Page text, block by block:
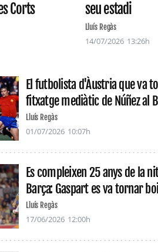
Corts
seu estadi
Lluís Regàs
14/07/2026 13:26h
El futbolista d'Àustria que va
fitxatge mediàtic de Núñez al
Lluís Regàs
01/07/2026 10:07h
Es compleixen 25 anys de la
Barça: Gaspart es va tornar
Lluís Regàs
17/06/2026 12:00h